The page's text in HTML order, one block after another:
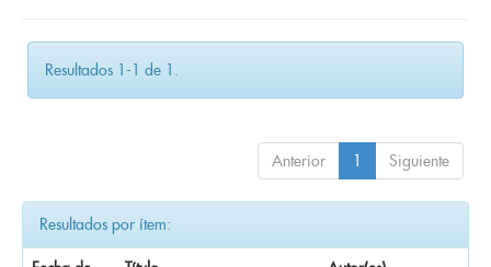
Resultados 1-1 de 1.
Anterior 1 Siguiente
Resultados por ítem: